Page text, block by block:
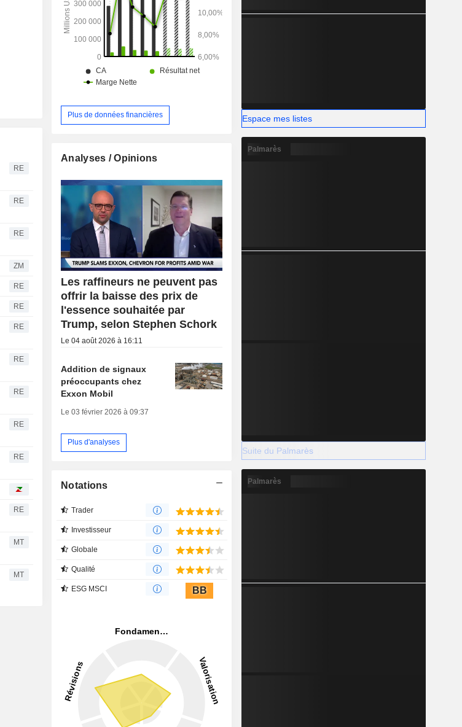
RE
RE
RE
ZM
RE
RE
RE
RE
RE
RE
RE
RE
MT
MT
Plus de données financières
Analyses / Opinions
Les raffineurs ne peuvent pas
offrir la baisse des prix de
l'essence souhaitée par
Trump, selon Stephen Schork
Le 04 août 2026 à 16:11
Addition de signaux
préoccupants chez
Exxon Mobil
Le 03 février 2026 à 09:37
Plus d'analyses
Notations
Trader
Investisseur
Globale
Qualité
ESG MSCI BB
Espace mes listes
Palmarès
Suite du Palmarès
Palmarès